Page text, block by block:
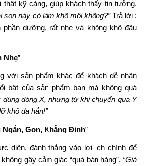
thật kỹ càng, giúp khách thấy tin tưởng.
son này có làm khô môi không?”Trả lời:
phần dưỡng, rất nhẹ và không khô đâu
Nhẹ”
với sản phẩm khác để khách dễ nhận
bật của sản phẩm bạn mà không quá
dùng dòng X, nhưng từ khi chuyển qua Y
khô da hẳn!”
Ngắn, Gọn, Khẳng Định”
diện, đánh thẳng vào lợi ích chính để
gây cảm giác “quá bán hàng”. “Giá